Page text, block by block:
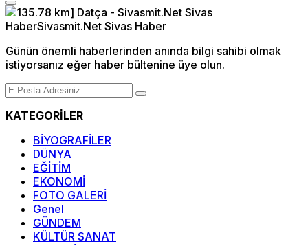
Günün önemli haberlerinden anında bilgi sahibi olmak
istiyorsanız eğer haber bültenine üye olun.
KATEGORİLER
BİYOGRAFİLER
DÜNYA
EĞİTİM
EKONOMİ
FOTO GALERİ
Genel
GÜNDEM
KÜLTÜR SANAT